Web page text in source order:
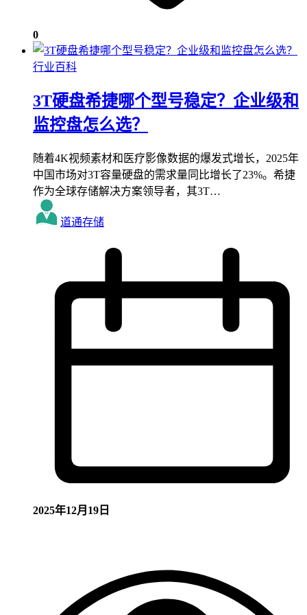
0
行业百科
3T硬盘希捷哪个型号稳定？企业级和
监控盘怎么选？
随着4K视频素材和医疗影像数据的爆发式增长，2025年
中国市场对3T容量硬盘的需求量同比增长了23%。希捷
作为全球存储解决方案领导者，其3T…
道通存储
2025年12月19日